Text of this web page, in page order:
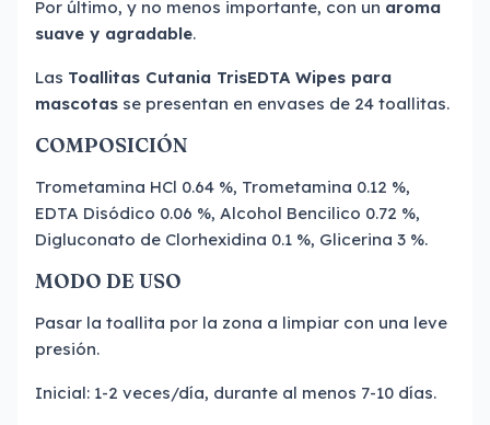
Por último, y no menos importante, con un aroma
suave y agradable.
Las Toallitas Cutania TrisEDTA Wipes para
mascotas se presentan en envases de 24 toallitas.
COMPOSICIÓN
Trometamina HCl 0.64 %, Trometamina 0.12 %,
EDTA Disódico 0.06 %, Alcohol Bencilico 0.72 %,
Digluconato de Clorhexidina 0.1 %, Glicerina 3 %.
MODO DE USO
Pasar la toallita por la zona a limpiar con una leve
presión.
Inicial: 1-2 veces/día, durante al menos 7-10 días.